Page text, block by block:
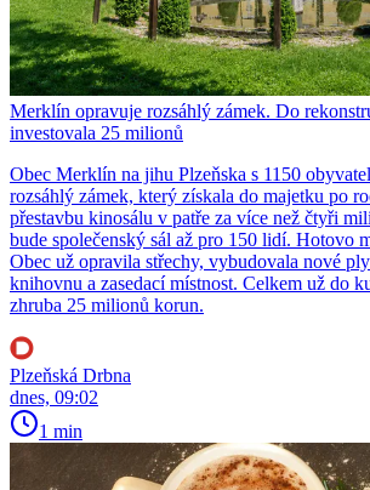
Merklín opravuje rozsáhlý zámek. Do
investovala 25 milionů
Obec Merklín na jihu Plzeňska s 1150
rozsáhlý zámek, který získala do majetku po
přestavbu kinosálu v patře za více než čtyři
bude společenský sál až pro 150 lidí. Hotovo
Obec už opravila střechy, vybudovala nové
knihovnu a zasedací místnost. Celkem už do
zhruba 25 milionů korun.
Plzeňská Drbna
dnes, 09:02
1 min